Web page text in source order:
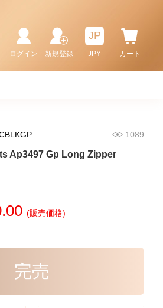
カート
JP
JPY
新規登録
ログイン
1089
Ap3497 Gp Long Zipper
(販売価格)
完売
Wallets Ap4020 Gp
6,280.00